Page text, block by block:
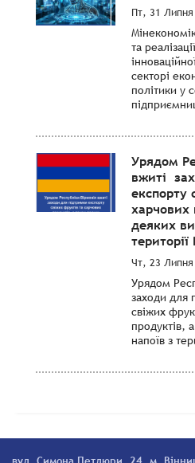
Пт, 31
та
секторі
політики у
Урядом
вжиті
експорту
харчових
деяких
території
Чт, 23
Урядом
заходи для
свіжих
продуктів,
напоїв з